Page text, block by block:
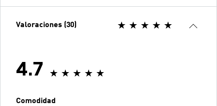
Valoraciones (30)
4.7
Comodidad